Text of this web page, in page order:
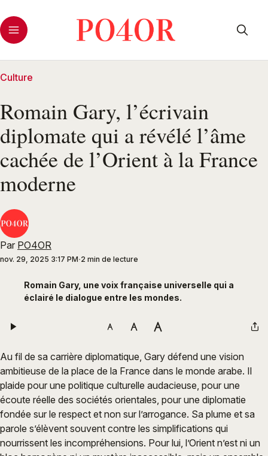
Culture
Romain Gary, l’écrivain
diplomate qui a révélé l’âme
cachée de l’Orient à la France
moderne
Par PO4OR
nov. 29, 2025 3:17 PM 2 min de lecture
Romain Gary, une voix française universelle qui a
éclairé le dialogue entre les mondes.
Au fil de sa carrière diplomatique, Gary défend une vision
ambitieuse de la place de la France dans le monde arabe. Il
plaide pour une politique culturelle audacieuse, pour une
écoute réelle des sociétés orientales, pour une diplomatie
fondée sur le respect et non sur l’arrogance. Sa plume et sa
parole s’élèvent souvent contre les simplifications qui
nourrissent les incompréhensions. Pour lui, l’Orient n’est ni un